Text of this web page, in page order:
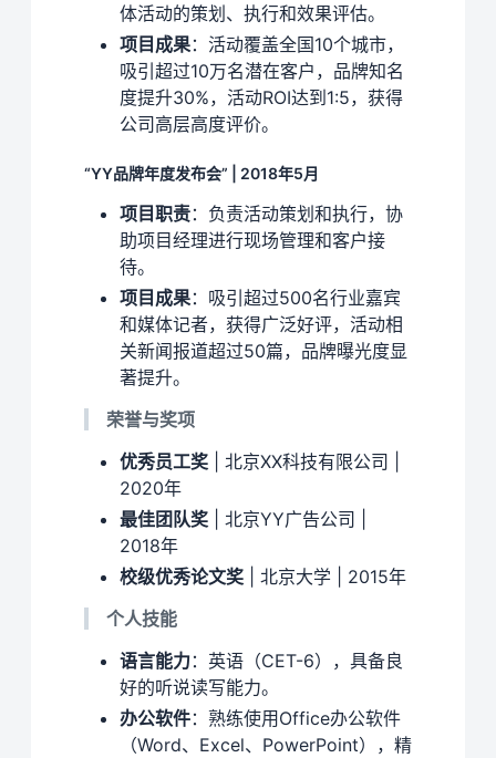
体活动的策划、执行和效果评估。
项目成果：活动覆盖全国10个城市，
吸引超过10万名潜在客户，品牌知名
度提升30%，活动ROI达到1:5，获得
公司高层高度评价。
“YY品牌年度发布会” | 2018年5月
项目职责：负责活动策划和执行，协
助项目经理进行现场管理和客户接
待。
项目成果：吸引超过500名行业嘉宾
和媒体记者，获得广泛好评，活动相
关新闻报道超过50篇，品牌曝光度显
著提升。
荣誉与奖项
优秀员工奖 | 北京XX科技有限公司 |
2020年
最佳团队奖 | 北京YY广告公司 |
2018年
校级优秀论文奖 | 北京大学 | 2015年
个人技能
语言能力：英语（CET-6），具备良
好的听说读写能力。
办公软件：熟练使用Office办公软件
（Word、Excel、PowerPoint），精